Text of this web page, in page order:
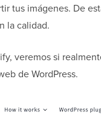
tus imágenes. De
la calidad.
veremos si
de WordPress.